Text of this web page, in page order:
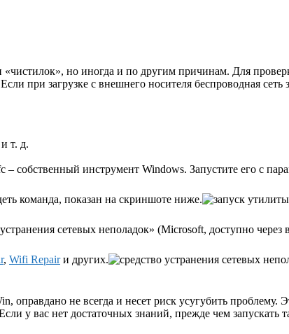
но иногда и по другим причинам. Для
при загрузке с внешнего носителя беспроводная сеть
т. д.
– собственный инструмент Windows. Запустите его с
команда, показан на скриншоте ниже.
сетевых неполадок» (Microsoft, доступно через
, Wifi Repairи других.
оправдано не всегда и несет риск усугубить проблему.
у вас нет достаточных знаний, прежде чем запускать